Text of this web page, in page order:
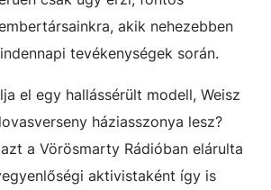
akik nehezebben
tevékenységek során.
el egy hallássérült modell, Weisz
háziasszonya lesz?
a Vörösmarty Rádióban elárulta
aktivistaként így is